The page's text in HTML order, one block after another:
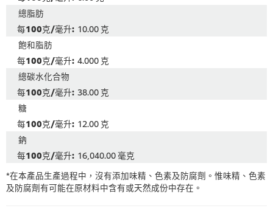
總脂肪
10.00 克
飽和脂肪
4.000 克
總碳水化合物
38.00 克
糖
12.00 克
鈉
16,040.00 毫克
*在本產品生產過程中，沒有添加味精、色素及防腐劑。惟味精、色素
及防腐劑有可能在原材料中含有或天然成份中存在。